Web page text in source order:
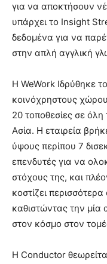
για να αποκτήσουν
υπάρχει το Insight
δεδομένα για να
στην απλή αγγλική
Η WeWork Ιδρύθηκε
κοινόχρηστους
20 τοποθεσίες σε
Ασία. Η εταιρεία
ύψους περίπου 7
επενδυτές για να
στόχους της, και
κοστίζει
καθιστώντας την μία
στον κόσμο στον
Η Conductor